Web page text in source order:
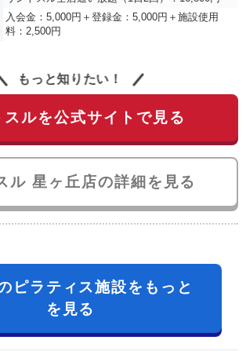
入会金：5,000円＋登録金：5,000円＋施設使用
料：2,500円
もっと知りたい！
スルを公式サイトで見る
ル 星ヶ丘店の詳細を見る
ピラティス施設をもっと
を見る